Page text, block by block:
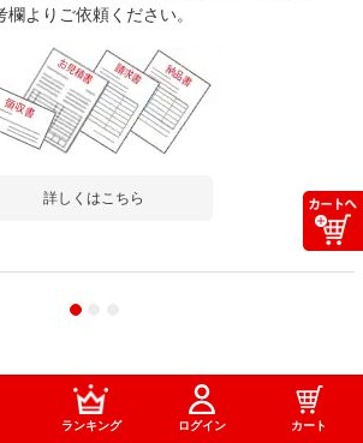
よりご依頼ください。
詳しくはこちら
にお問い合わせください。
0120-535-789
ランキング ログイン カート